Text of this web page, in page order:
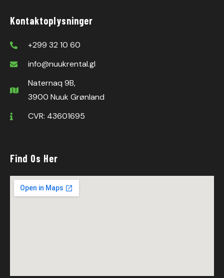
Kontaktoplysninger
+299 32 10 60
info@nuukrental.gl
Naternaq 9B,
3900 Nuuk Grønland
CVR: 43601695
Find Os Her